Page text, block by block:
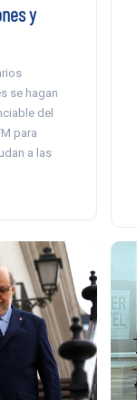
y
se hagan
del
para
a las